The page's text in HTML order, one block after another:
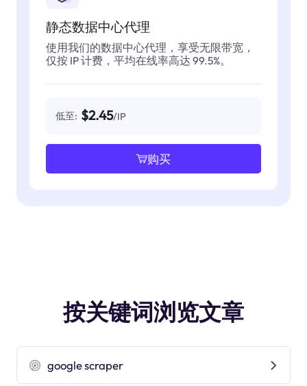
静态数据中心代理
使用我们的数据中心代理，享受无限带宽，
仅按 IP 计费，平均在线率高达 99.5%。
低至: $2.45/IP
购买
按关键词浏览文章
google scraper